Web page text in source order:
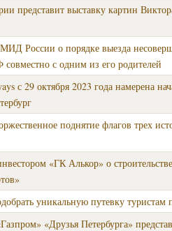
представит выставку картин
России о порядке выезда
с одним из его родителей
с 29 октября 2023 года намерена
поднятие флагов трех
«ГК Алькор» о
уникальную путевку
«Друзья Петербурга»